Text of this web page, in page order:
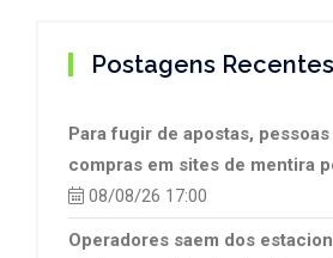
Postagens Recentes
Para fugir de apostas,
compras em sites de mentira
08/08/26 17:00
Operadores saem dos